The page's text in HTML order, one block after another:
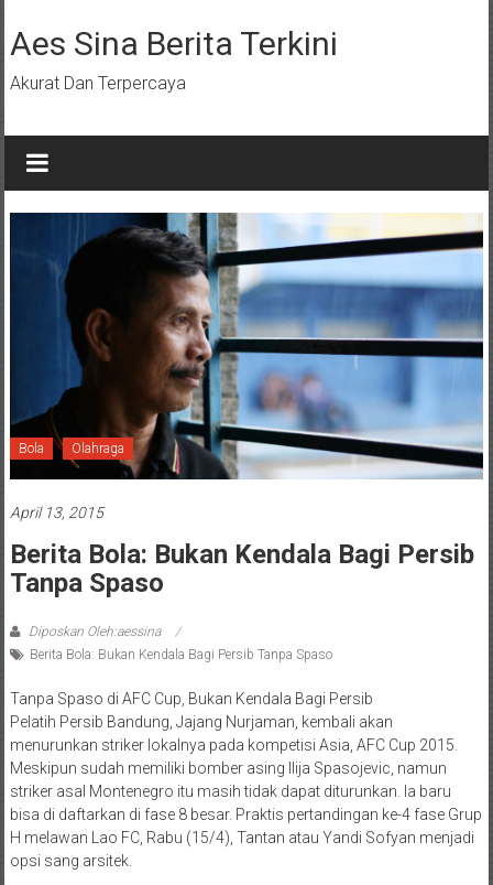
ke
konten
Aes Sina Berita Terkini
Akurat Dan Terpercaya
Bola Olahraga
April 13, 2015
Berita Bola: Bukan Kendala Bagi Persib
Tanpa Spaso
Diposkan Oleh:aessina
Berita Bola: Bukan Kendala Bagi Persib Tanpa Spaso
Tanpa Spaso di AFC Cup, Bukan Kendala Bagi Persib
Pelatih Persib Bandung, Jajang Nurjaman, kembali akan
menurunkan striker lokalnya pada kompetisi Asia, AFC Cup 2015.
Meskipun sudah memiliki bomber asing Ilija Spasojevic, namun
striker asal Montenegro itu masih tidak dapat diturunkan. Ia baru
bisa di daftarkan di fase 8 besar. Praktis pertandingan ke-4 fase Grup
H melawan Lao FC, Rabu (15/4), Tantan atau Yandi Sofyan menjadi
opsi sang arsitek.